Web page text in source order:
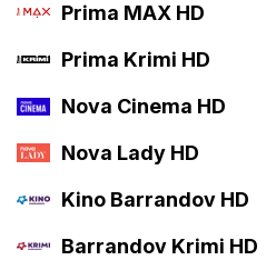
Prima MAX HD
Prima Krimi HD
Nova Cinema HD
Nova Lady HD
Kino Barrandov HD
Barrandov Krimi HD